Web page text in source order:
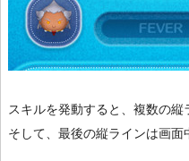
スキルを発動すると、複数の縦
そして、最後の縦ラインは画面